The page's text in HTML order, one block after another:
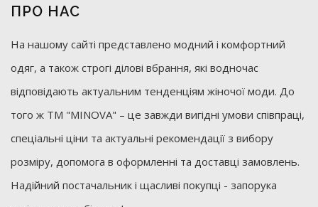
ПРО НАС
На нашому сайті представлено модний і комфортний
одяг, а також строгі ділові вбрання, які водночас
відповідають актуальним тенденціям жіночої моди. До
того ж ТМ "MINOVA" – це завжди вигідні умови співпраці,
спеціальні ціни та актуальні рекомендації з вибору
розміру, допомога в оформленні та доставці замовлень.
Надійний постачальник і щасливі покупці - запорука